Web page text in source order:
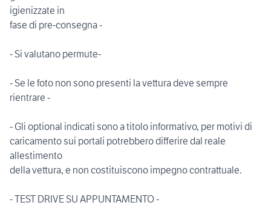
igienizzate in
fase di pre-consegna -
- Si valutano permute-
- Se le foto non sono presenti la vettura deve sempre
rientrare -
- Gli optional indicati sono a titolo informativo, per motivi di
caricamento sui portali potrebbero differire dal reale
allestimento
della vettura, e non costituiscono impegno contrattuale.
- TEST DRIVE SU APPUNTAMENTO -